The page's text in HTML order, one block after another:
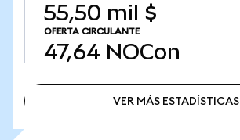
55,50 mil $
OFERTA CIRCULANTE
47,64 NOCon
VER MÁS ESTADÍSTICAS